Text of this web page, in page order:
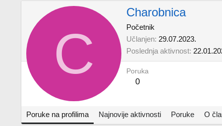
C
Charobnica
Početnik
Učlanjen 29.07.2023.
Poslednja aktivnost
Poruka
0
Poruke na profilima Najnovije aktivnosti Poruke O